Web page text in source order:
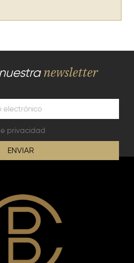
newsletter
privacidad
ENVIAR